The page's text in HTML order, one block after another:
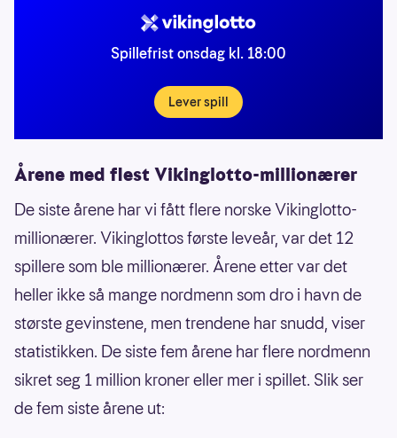
Spillefrist onsdag kl. 18:00
Lever spill
Årene med flest Vikinglotto-millionærer
De siste årene har vi fått flere norske Vikinglotto-
millionærer. Vikinglottos første leveår, var det 12
spillere som ble millionærer. Årene etter var det
heller ikke så mange nordmenn som dro i havn de
største gevinstene, men trendene har snudd, viser
statistikken. De siste fem årene har flere nordmenn
sikret seg 1 million kroner eller mer i spillet. Slik ser
de fem siste årene ut: